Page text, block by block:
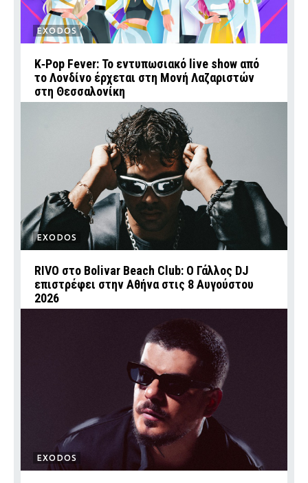
EXODOS
K‑Pop Fever: Το εντυπωσιακό live show από
το Λονδίνο έρχεται στη Μονή Λαζαριστών
στη Θεσσαλονίκη
EXODOS
RIVO στο Bolivar Beach Club: Ο Γάλλος DJ
επιστρέφει στην Αθήνα στις 8 Αυγούστου
2026
EXODOS